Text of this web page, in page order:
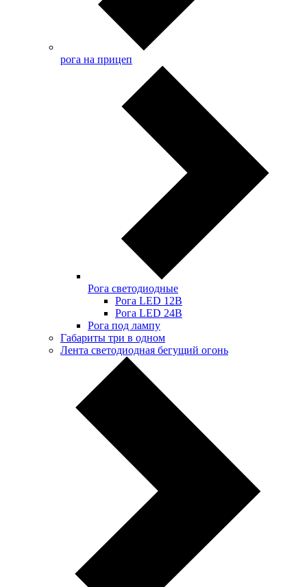
рога на прицеп
Рога светодиодные
Рога LED 12В
Рога LED 24В
Рога под лампу
Габариты три в одном
Лента светодиодная бегущий огонь